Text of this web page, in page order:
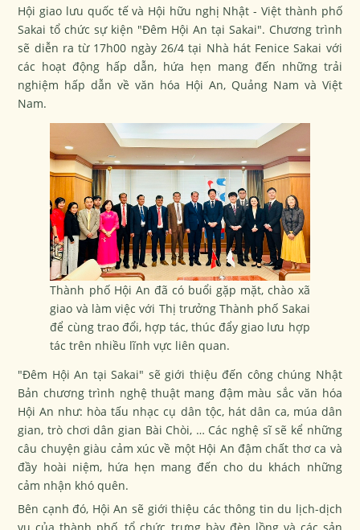
Hội giao lưu quốc tế và Hội hữu nghị Nhật - Việt thành phố
Sakai tổ chức sự kiện "Đêm Hội An tại Sakai". Chương trình
sẽ diễn ra từ 17h00 ngày 26/4 tại Nhà hát Fenice Sakai với
các hoạt động hấp dẫn, hứa hẹn mang đến những trải
nghiệm hấp dẫn về văn hóa Hội An, Quảng Nam và Việt
Nam.
Thành phố Hội An đã có buổi gặp mặt, chào xã
giao và làm việc với Thị trưởng Thành phố Sakai
để cùng trao đổi, hợp tác, thúc đẩy giao lưu hợp
tác trên nhiều lĩnh vực liên quan.
"Đêm Hội An tại Sakai" sẽ giới thiệu đến công chúng Nhật
Bản chương trình nghệ thuật mang đậm màu sắc văn hóa
Hội An như: hòa tấu nhạc cụ dân tộc, hát dân ca, múa dân
gian, trò chơi dân gian Bài Chòi, … Các nghệ sĩ sẽ kể những
câu chuyện giàu cảm xúc về một Hội An đậm chất thơ ca và
đầy hoài niệm, hứa hẹn mang đến cho du khách những
cảm nhận khó quên.
Bên cạnh đó, Hội An sẽ giới thiệu các thông tin du lịch-dịch